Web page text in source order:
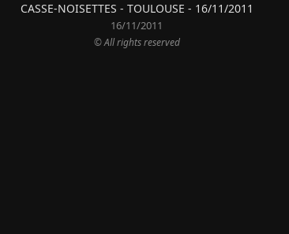
CASSE-NOISETTES - TOULOUSE - 16/11/2011
16/11/2011
© All rights reserved